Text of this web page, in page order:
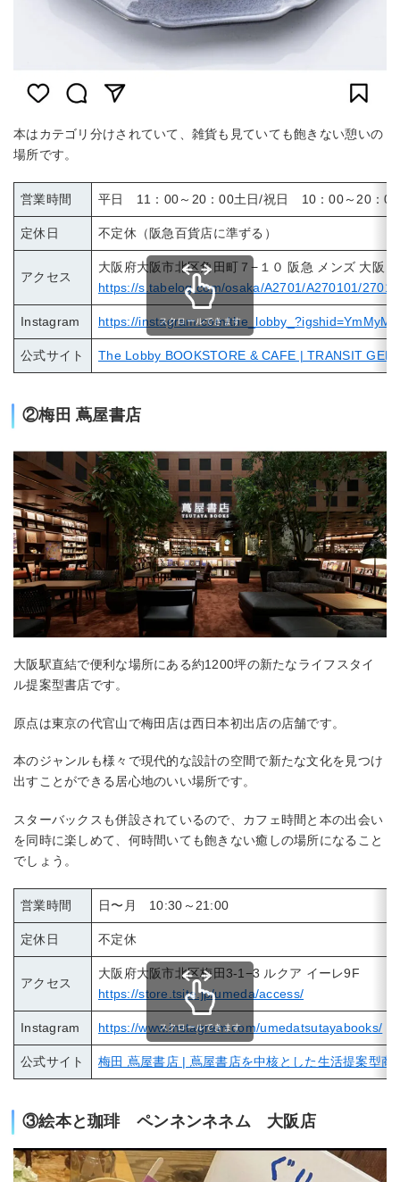
本はカテゴリ分けされていて、雑貨も見ていても飽きない憩いの
場所です。
営業時間 平日 11：00～20：00土日/祝日 10：00～20：00
定休日 不定休（阪急百貨店に準ずる）
アクセス
大阪府大阪市北区角田町７−１０ 阪急 メンズ 大阪
https://s.tabelog.com/osaka/A2701/A270101/
Instagram https://instagram.com/
公式サイト The Lobby BOOKSTORE & CAFE | TRANSIT
スクロールできます
②梅田 蔦屋書店
大阪駅直結で便利な場所にある約1200坪の新たなライフスタイ
ル提案型書店です。
原点は東京の代官山で梅田店は西日本初出店の店舗です。
本のジャンルも様々で現代的な設計の空間で新たな文化を見つけ
出すことができる居心地のいい場所です。
スターバックスも併設されているので、カフェ時間と本の出会い
を同時に楽しめて、何時間いても飽きない癒しの場所になること
でしょう。
営業時間 日〜月 10:30～21:00
定休日 不定休
アクセス
大阪府大阪市北区梅田3-1−3 ルクア イーレ9F
https://store.tsite.jp/umeda/access/
Instagram https://www.instagram.com/umedatsutayabooks/
公式サイト 梅田 蔦屋書店 | 蔦屋書店を中核とした生活提案型商
スクロールできます
③絵本と珈琲 ペンネンネネム 大阪店